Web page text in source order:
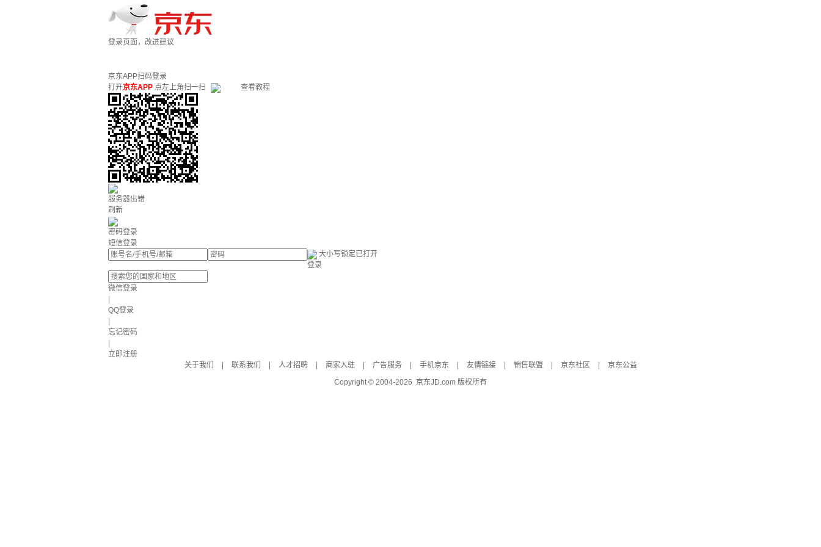
登录页面，改进建议
京东APP扫码登录
打开京东APP 点左上角扫一扫 查看教程
服务器出错
刷新
密码登录
短信登录
大小写锁定已打开
登录
微信登录
QQ登录
忘记密码
立即注册
关于我们
联系我们 人才招聘 商家入驻 广告服务 手机京东 友情链接 销售联盟 京东社区
京东公益
Copyright © 2004-2026 京东JD.com 版权所有